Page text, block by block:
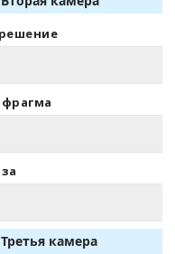
Третья камера